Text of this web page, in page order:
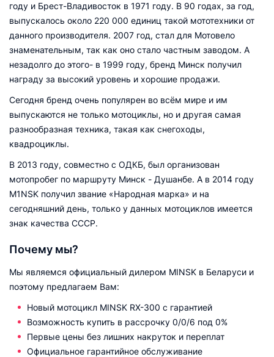
году и Брест-Владивосток в 1971 году. В 90 годах, за год,
выпускалось около 220 000 единиц такой мототехники от
данного производителя. 2007 год, стал для Мотовело
знаменательным, так как оно стало частным заводом. А
незадолго до этого- в 1999 году, бренд Минск получил
награду за высокий уровень и хорошие продажи.
Сегодня бренд очень популярен во всём мире и им
выпускаются не только мотоциклы, но и другая самая
разнообразная техника, такая как снегоходы,
квадроциклы.
В 2013 году, совместно с ОДКБ, был организован
мотопробег по маршруту Минск - Душанбе. А в 2014 году
M1NSK получил звание «Народная марка» и на
сегодняшний день, только у данных мотоциклов имеется
знак качества СССР.
Почему мы?
Мы являемся официальный дилером MINSK в Беларуси и
поэтому предлагаем Вам:
Новый мотоцикл MINSK RX-300 с гарантией
Возможность купить в рассрочку 0/0/6 под 0%
Первые цены без лишних накруток и переплат
Официальное гарантийное обслуживание